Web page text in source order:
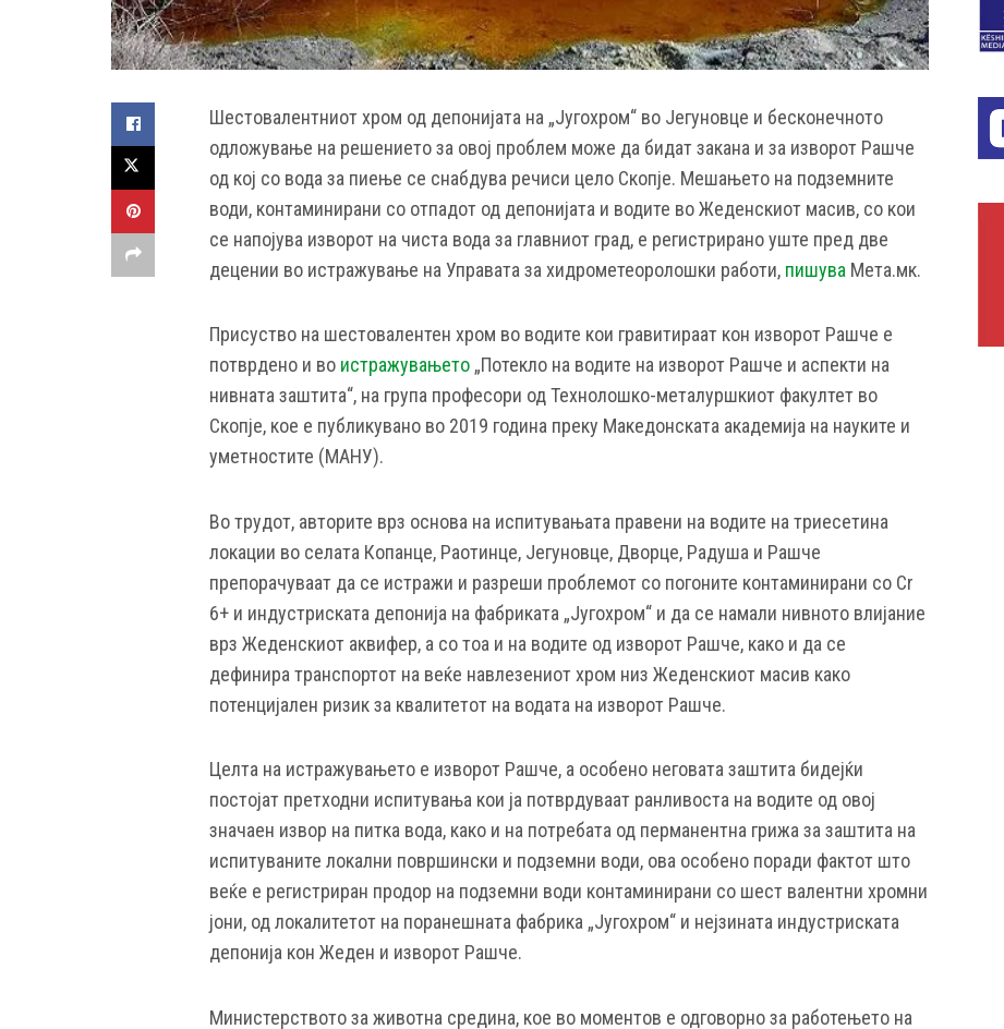
Шестовалентниот хром од депонијата на „Југохром“ во Јегуновце и бесконечното
одложување на решението за овој проблем може да бидат закана и за изворот Рашче
од кој со вода за пиење се снабдува речиси цело Скопје. Мешањето на подземните
води, контаминирани со отпадот од депонијата и водите во Жеденскиот масив, со кои
се напојува изворот на чиста вода за главниот град, е регистрирано уште пред две
децении во истражување на Управата за хидрометеоролошки работи, пишува Мета.мк.
Присуство на шестовалентен хром во водите кои гравитираат кон изворот Рашче е
потврдено и во истражувањето „Потекло на водите на изворот Рашче и аспекти на
нивната заштита“, на група професори од Технолошко-металуршкиот факултет во
Скопје, кое е публикувано во 2019 година преку Македонската академија на науките и
уметностите (МАНУ).
Во трудот, авторите врз основа на испитувањата правени на водите на триесетина
локации во селата Копанце, Раотинце, Јегуновце, Дворце, Радуша и Рашче
препорачуваат да се истражи и разреши проблемот со погоните контаминирани со Cr
6+ и индустриската депонија на фабриката „Југохром“ и да се намали нивното влијание
врз Жеденскиот аквифер, а со тоа и на водите од изворот Рашче, како и да се
дефинира транспортот на веќе навлезениот хром низ Жеденскиот масив како
потенцијален ризик за квалитетот на водата на изворот Рашче.
Целта на истражувањето е изворот Рашче, а особено неговата заштита бидејќи
постојат претходни испитувања кои ја потврдуваат ранливоста на водите од овој
значаен извор на питка вода, како и на потребата од перманентна грижа за заштита на
испитуваните локални површински и подземни води, ова особено поради фактот што
веќе е регистриран продор на подземни води контаминирани со шест валентни хромни
јони, од локалитетот на поранешната фабрика „Југохром“ и нејзината индустриската
депонија кон Жеден и изворот Рашче.
Министерството за животна средина, кое во моментов е одговорно за работењето на